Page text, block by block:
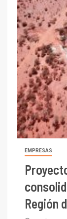
EMPRESAS
Región